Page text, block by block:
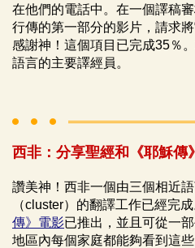
在他們的電話中。在一個譯稿
行傳的第一部分的影片，請求
感謝神！這個項目已完成35％
語言的主要譯經員。
西非：分享聖經和《耶穌傳
讚美神！西非一個由三個相近
（cluster）的翻譯工作已經完
傳》電影已推出，並且可從一
地區內每個家庭都能夠看到這